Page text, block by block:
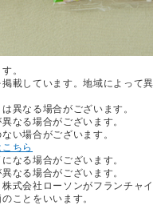
。
載しています。地域によって
異なる場合がございます。
なる場合がございます。
い場合がございます。
ちら
なる場合がございます。
なる場合がございます。
式会社ローソンがフランチャ
ことをいいます。